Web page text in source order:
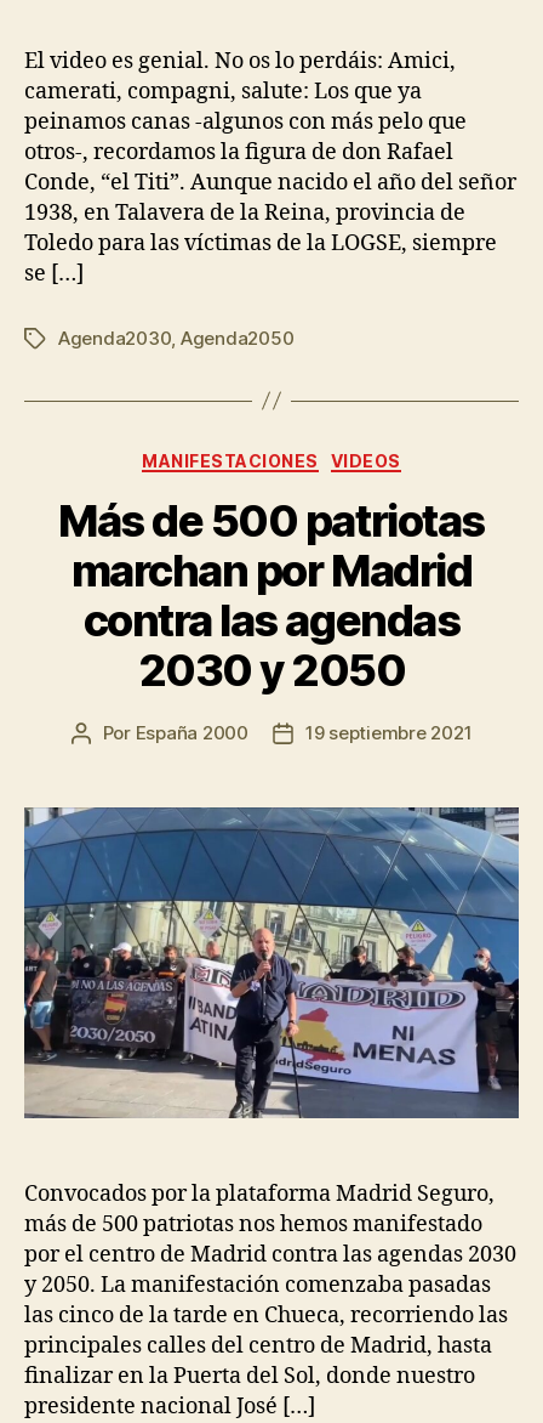
El video es genial. No os lo perdáis: Amici,
camerati, compagni, salute: Los que ya
peinamos canas -algunos con más pelo que
otros-, recordamos la figura de don Rafael
Conde, “el Titi”. Aunque nacido el año del señor
1938, en Talavera de la Reina, provincia de
Toledo para las víctimas de la LOGSE, siempre
se […]
Agenda2030 Agenda2050
MANIFESTACIONES VIDEOS
Más de 500 patriotas
marchan por Madrid
contra las agendas
2030 y 2050
Por España 2000 19 septiembre 2021
Convocados por la plataforma Madrid Seguro,
más de 500 patriotas nos hemos manifestado
por el centro de Madrid contra las agendas 2030
y 2050. La manifestación comenzaba pasadas
las cinco de la tarde en Chueca, recorriendo las
principales calles del centro de Madrid, hasta
finalizar en la Puerta del Sol, donde nuestro
presidente nacional José […]